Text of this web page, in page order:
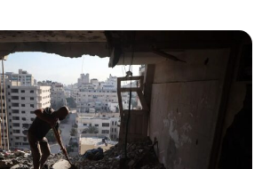
— enquanto o Conselho da Paz